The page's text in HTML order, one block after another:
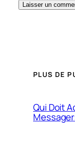
PLUS DE
Qui Doit